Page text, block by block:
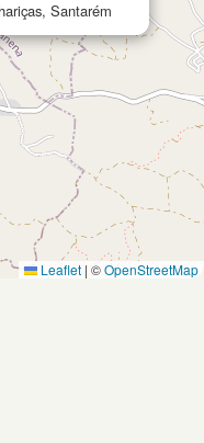
Santarém
Leaflet | ©OpenStreetMap